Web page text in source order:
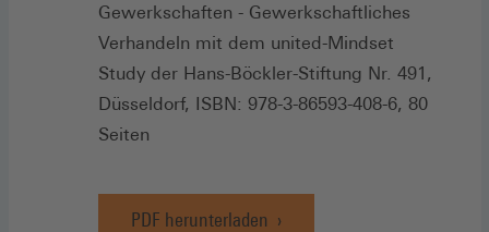
Gewerkschaften - Gewerkschaftliches
Verhandeln mit dem united-Mindset
Study der Hans-Böckler-Stiftung Nr. 491,
Düsseldorf, ISBN: 978-3-86593-408-6, 80
Seiten
PDF herunterladen